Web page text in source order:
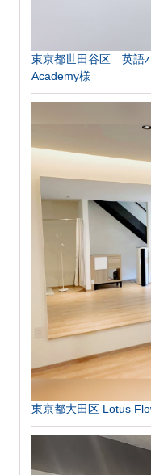
東京都世田谷区 英語
Academy様
東京都大田区 Lotus